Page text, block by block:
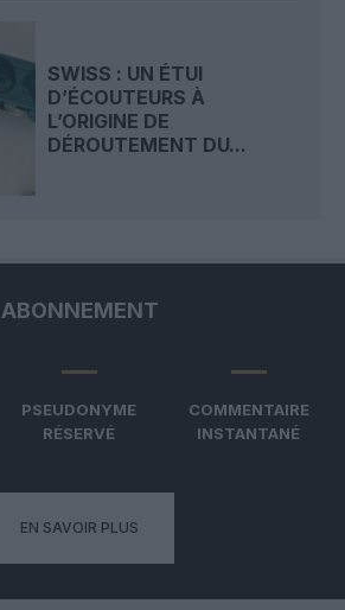
SWISS : UN ÉTUI
D’ÉCOUTEURS À
L’ORIGINE DE
DÉROUTEMENT DU...
ABONNEMENT
PSEUDONYME
RÉSERVÉ
COMMENTAIRE
INSTANTANÉ
EN SAVOIR PLUS